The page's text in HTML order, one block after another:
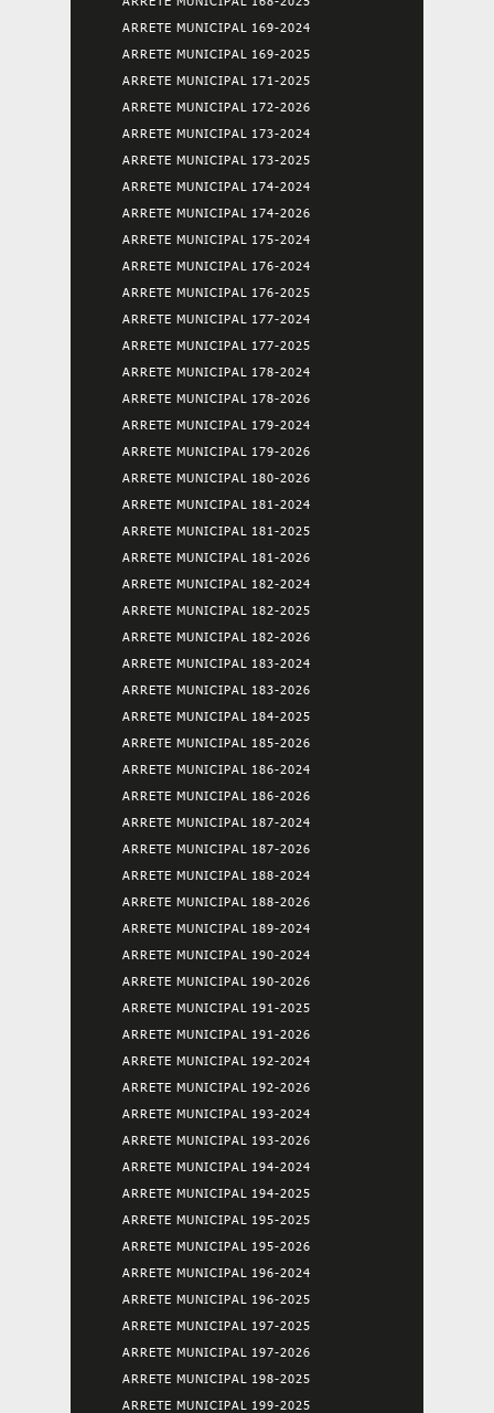
ARRETE MUNICIPAL 169-2024
ARRETE MUNICIPAL 169-2025
ARRETE MUNICIPAL 171-2025
ARRETE MUNICIPAL 172-2026
ARRETE MUNICIPAL 173-2024
ARRETE MUNICIPAL 173-2025
ARRETE MUNICIPAL 174-2024
ARRETE MUNICIPAL 174-2026
ARRETE MUNICIPAL 175-2024
ARRETE MUNICIPAL 176-2024
ARRETE MUNICIPAL 176-2025
ARRETE MUNICIPAL 177-2024
ARRETE MUNICIPAL 177-2025
ARRETE MUNICIPAL 178-2024
ARRETE MUNICIPAL 178-2026
ARRETE MUNICIPAL 179-2024
ARRETE MUNICIPAL 179-2026
ARRETE MUNICIPAL 180-2026
ARRETE MUNICIPAL 181-2024
ARRETE MUNICIPAL 181-2025
ARRETE MUNICIPAL 181-2026
ARRETE MUNICIPAL 182-2024
ARRETE MUNICIPAL 182-2025
ARRETE MUNICIPAL 182-2026
ARRETE MUNICIPAL 183-2024
ARRETE MUNICIPAL 183-2026
ARRETE MUNICIPAL 184-2025
ARRETE MUNICIPAL 185-2026
ARRETE MUNICIPAL 186-2024
ARRETE MUNICIPAL 186-2026
ARRETE MUNICIPAL 187-2024
ARRETE MUNICIPAL 187-2026
ARRETE MUNICIPAL 188-2024
ARRETE MUNICIPAL 188-2026
ARRETE MUNICIPAL 189-2024
ARRETE MUNICIPAL 190-2024
ARRETE MUNICIPAL 190-2026
ARRETE MUNICIPAL 191-2025
ARRETE MUNICIPAL 191-2026
ARRETE MUNICIPAL 192-2024
ARRETE MUNICIPAL 192-2026
ARRETE MUNICIPAL 193-2024
ARRETE MUNICIPAL 193-2026
ARRETE MUNICIPAL 194-2024
ARRETE MUNICIPAL 194-2025
ARRETE MUNICIPAL 195-2025
ARRETE MUNICIPAL 195-2026
ARRETE MUNICIPAL 196-2024
ARRETE MUNICIPAL 196-2025
ARRETE MUNICIPAL 197-2025
ARRETE MUNICIPAL 197-2026
ARRETE MUNICIPAL 198-2025
ARRETE MUNICIPAL 199-2025